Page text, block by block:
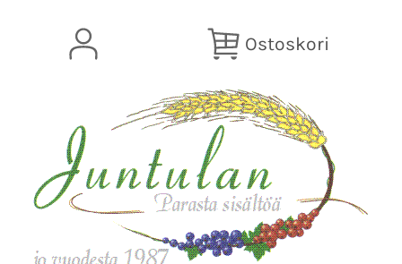
Ostoskori